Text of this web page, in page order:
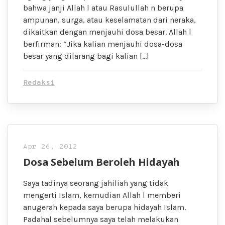
bahwa janji Allah l atau Rasulullah n berupa
ampunan, surga, atau keselamatan dari neraka,
dikaitkan dengan menjauhi dosa besar. Allah l
berfirman: “Jika kalian menjauhi dosa-dosa
besar yang dilarang bagi kalian […]
Redaksi
Apr 26, 2012
Dosa Sebelum Beroleh Hidayah
Saya tadinya seorang jahiliah yang tidak
mengerti Islam, kemudian Allah l memberi
anugerah kepada saya berupa hidayah Islam.
Padahal sebelumnya saya telah melakukan